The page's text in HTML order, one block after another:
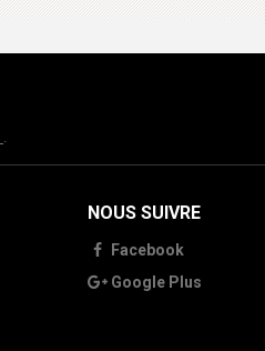
NOUS SUIVRE
Facebook
Google Plus